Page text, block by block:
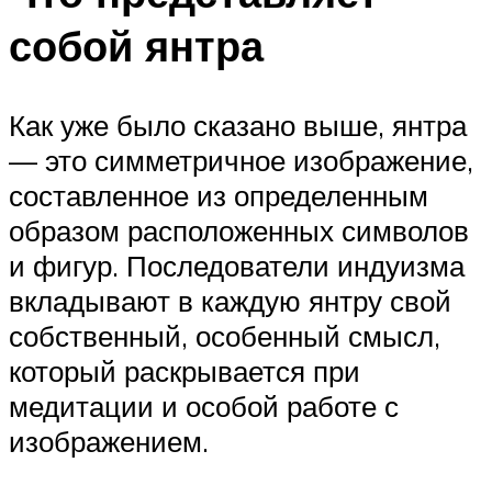
собой янтра
Как уже было сказано выше, янтра
— это симметричное изображение,
составленное из определенным
образом расположенных символов
и фигур. Последователи индуизма
вкладывают в каждую янтру свой
собственный, особенный смысл,
который раскрывается при
медитации и особой работе с
изображением.